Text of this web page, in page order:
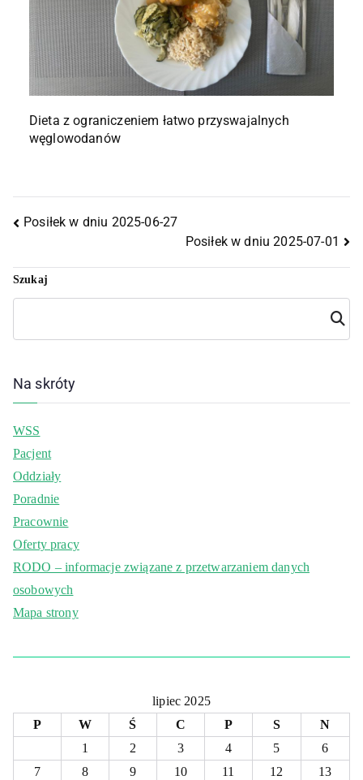
Dieta z ograniczeniem łatwo przyswajalnych
węglowodanów
Posiłek w dniu 2025-06-27
Posiłek w dniu 2025-07-01
Szukaj
Szuka
j
Na skróty
WSS
Pacjent
Oddziały
Poradnie
Pracownie
Oferty pracy
RODO – informacje związane z przetwarzaniem danych
osobowych
Mapa strony
lipiec 2025
P
W Ś C P S
N
1
2 3 4 5
6
7
8 9 10 11 12
13